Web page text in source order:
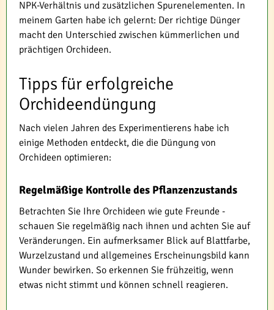
NPK-Verhältnis und zusätzlichen Spurenelementen. In
meinem Garten habe ich gelernt: Der richtige Dünger
macht den Unterschied zwischen kümmerlichen und
prächtigen Orchideen.
Tipps für erfolgreiche
Orchideendüngung
Nach vielen Jahren des Experimentierens habe ich
einige Methoden entdeckt, die die Düngung von
Orchideen optimieren:
Regelmäßige Kontrolle des Pflanzenzustands
Betrachten Sie Ihre Orchideen wie gute Freunde -
schauen Sie regelmäßig nach ihnen und achten Sie auf
Veränderungen. Ein aufmerksamer Blick auf Blattfarbe,
Wurzelzustand und allgemeines Erscheinungsbild kann
Wunder bewirken. So erkennen Sie frühzeitig, wenn
etwas nicht stimmt und können schnell reagieren.